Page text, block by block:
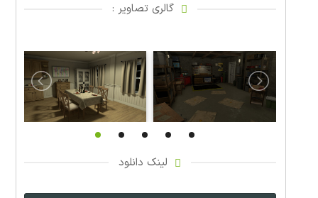
گالری تصاویر :
لینک دانلود